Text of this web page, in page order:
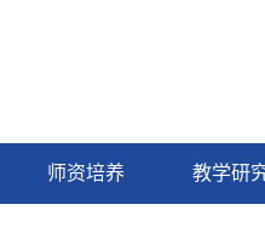
师资培养 教学研